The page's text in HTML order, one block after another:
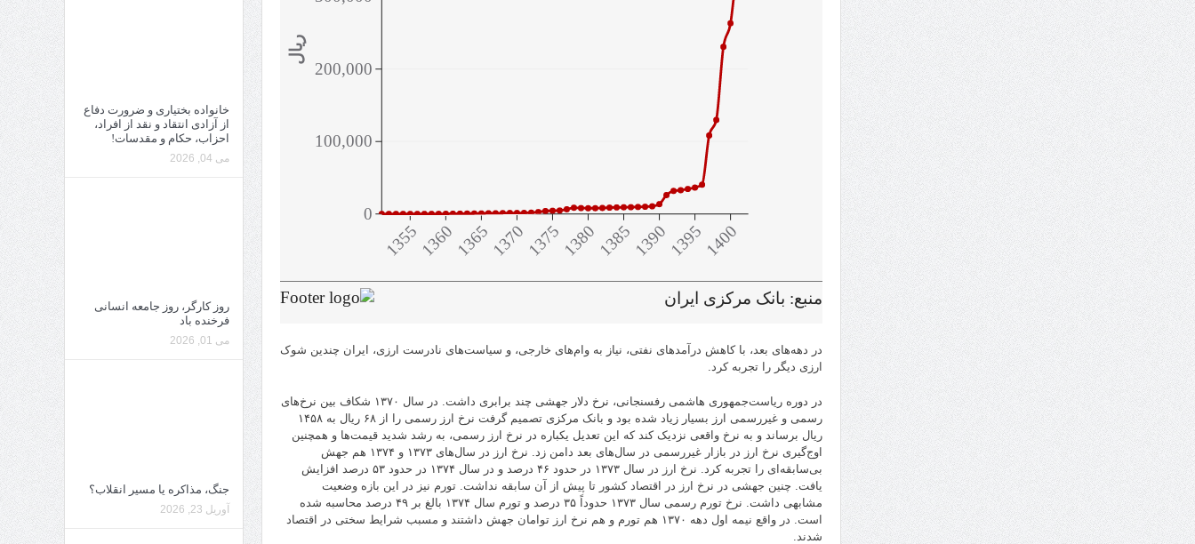
در دهه‌های بعد، با کاهش درآمدهای نفتی، نیاز به وام‌های خارجی، و سیاست‌های نادرست ارزی، ایران چندین شوک
ارزی دیگر را تجربه کرد.
در دوره ریاست‌جمهوری هاشمی رفسنجانی، نرخ دلار جهشی چند برابری داشت. در سال ۱۳۷۰ شکاف بین نرخ‌های
رسمی و غیررسمی ارز بسیار زیاد شده بود و بانک مرکزی تصمیم گرفت نرخ ارز رسمی را از ۶۸ ریال به ۱۴۵۸
ریال برساند و به نرخ واقعی نزدیک کند که این تعدیل یکباره در نرخ ارز رسمی، به رشد شدید قیمت‌ها و همچنین
اوج‌گیری نرخ ارز در بازار غیررسمی در سال‌های بعد دامن زد. نرخ ارز در سال‌های ۱۳۷۳ و ۱۳۷۴ هم جهش
بی‌سابقه‌ای را تجربه کرد. نرخ ارز در سال ۱۳۷۳ در حدود ۴۶ درصد و در سال ۱۳۷۴ در حدود ۵۳ درصد افزایش
یافت. چنین جهشی در نرخ ارز در اقتصاد کشور تا پیش از آن سابقه نداشت. تورم نیز در این بازه وضعیت
مشابهی داشت. نرخ تورم رسمی سال ۱۳۷۳ حدوداً ۳۵ درصد و تورم سال ۱۳۷۴ بالغ بر ۴۹ درصد محاسبه شده
است. در واقع نیمه اول دهه ۱۳۷۰ هم تورم و هم نرخ ارز توامان جهش داشتند و مسبب شرایط سختی در اقتصاد
شدند.
خانواده بختیاری و ضرورت دفاع
از آزادی انتقاد و نقد از افراد،
احزاب، حکام و مقدسات!
می 04, 2026
روز کارگر، روز جامعه انسانی
فرخنده باد
می 01, 2026
جنگ، مذاکره یا مسیر انقلاب؟
آوریل 23, 2026